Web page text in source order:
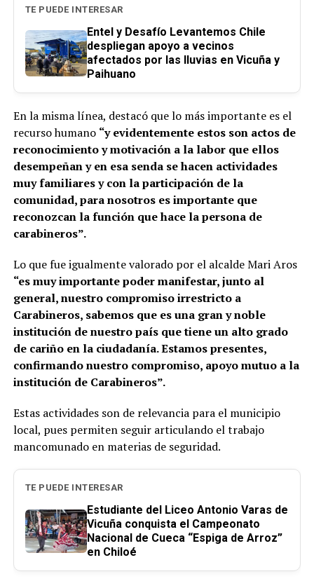
TE PUEDE INTERESAR
Entel y Desafío Levantemos Chile
despliegan apoyo a vecinos
afectados por las lluvias en Vicuña y
Paihuano
En la misma línea, destacó que lo más importante es el
recurso humano “y evidentemente estos son actos de
reconocimiento y motivación a la labor que ellos
desempeñan y en esa senda se hacen actividades
muy familiares y con la participación de la
comunidad, para nosotros es importante que
reconozcan la función que hace la persona de
carabineros”.
Lo que fue igualmente valorado por el alcalde Mari Aros
“es muy importante poder manifestar, junto al
general, nuestro compromiso irrestricto a
Carabineros, sabemos que es una gran y noble
institución de nuestro país que tiene un alto grado
de cariño en la ciudadanía. Estamos presentes,
confirmando nuestro compromiso, apoyo mutuo a la
institución de Carabineros”.
Estas actividades son de relevancia para el municipio
local, pues permiten seguir articulando el trabajo
mancomunado en materias de seguridad.
TE PUEDE INTERESAR
Estudiante del Liceo Antonio Varas de
Vicuña conquista el Campeonato
Nacional de Cueca “Espiga de Arroz”
en Chiloé